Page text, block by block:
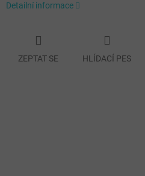
Detailní informace
ZEPTAT SE HLÍDACÍ PES